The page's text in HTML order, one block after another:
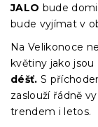
JALO bude
bude vyjímat v
Na Velikonoce
květiny jako jsou
déšť. S
zaslouží řádně
trendem i letos.